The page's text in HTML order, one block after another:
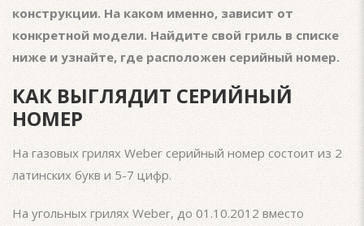
конструкции. На каком именно, зависит от
конкретной модели. Найдите свой гриль в списке
ниже и узнайте, где расположен серийный номер.
КАК ВЫГЛЯДИТ СЕРИЙНЫЙ
НОМЕР
На газовых грилях Weber серийный номер состоит из 2
латинских букв и 5-7 цифр.
На угольных грилях Weber, до 01.10.2012 вместо